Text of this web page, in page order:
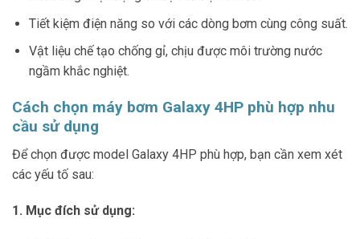
Tiết kiệm điện năng so với các dòng bơm cùng công suất.
Vật liệu chế tạo chống gỉ, chịu được môi trường nước
ngầm khắc nghiệt.
Cách chọn máy bơm Galaxy 4HP phù hợp nhu
cầu sử dụng
Để chọn được model Galaxy 4HP phù hợp, bạn cần xem xét
các yếu tố sau:
1. Mục đích sử dụng: